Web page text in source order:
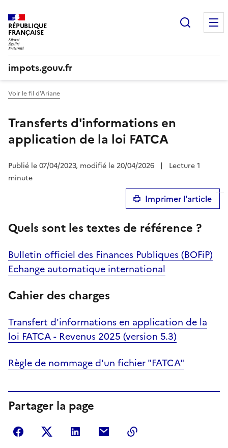
RÉPUBLIQUE
FRANÇAISE
impots.gouv.fr
Voir le fil d'Ariane
Transferts d'informations en
application de la loi FATCA
Publié le 07/04/2023, modifié le 20/04/2026 |
Lecture 1
minute
Imprimer l'article
Quels sont les textes de référence ?
Bulletin officiel des Finances Publiques (BOFiP)
Echange automatique international
Cahier des charges
Transfert d'informations en application de la
loi FATCA - Revenus 2025 (version 5.3)
Règle de nommage d'un fichier "FATCA"
Partager la page
Partager sur Facebook
Partager sur Twitter
Partager sur LinkedIn
Partager par courriel